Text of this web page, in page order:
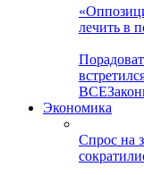
лечить в
ВСЕ
Экономика
Спрос на